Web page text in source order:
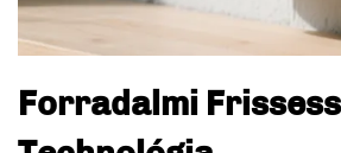
Forradalmi